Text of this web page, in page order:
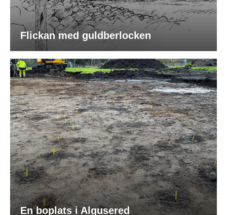
Flickan med guldberlocken
En boplats i Algusered